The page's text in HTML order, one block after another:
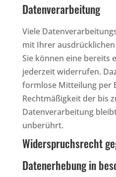
Datenverarbeitung
Viele
mit Ihrer
Sie können eine bereits
jederzeit widerrufen.
formlose Mitteilung per
Rechtmäßigkeit der bis
Datenverarbeitung
unberührt.
Widerspruchsrecht
Datenerhebung in